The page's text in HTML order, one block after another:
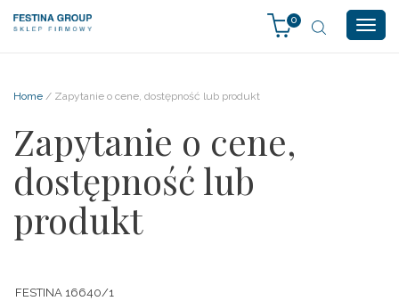
0
Home / Zapytanie o cene, dostępność lub produkt
Zapytanie o cene,
dostępność lub
produkt